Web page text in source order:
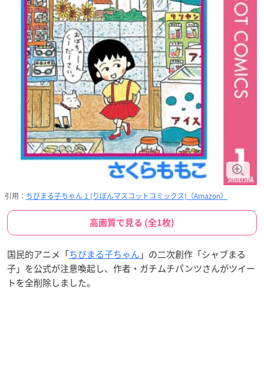
引用： ちびまる子ちゃん 1 (りぼんマスコットコミックス)（Amazon）
高画質で見る (全1枚)
国民的アニメ「ちびまる子ちゃん 」の二次創作「シャブまる
子」を公式が注意喚起し、作者・ガチムチパンツさんがツイー
トを全削除しました。